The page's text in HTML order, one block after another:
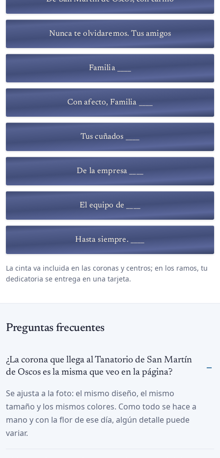
Nunca te olvidaremos. Tus amigos
Familia ____
Con afecto, Familia ____
Tus cuñados ____
De la empresa ____
El equipo de ____
Hasta siempre. ____
La cinta va incluida en las coronas y centros; en los ramos, tu
dedicatoria se entrega en una tarjeta.
Preguntas frecuentes
¿La corona que llega al Tanatorio de San Martín
de Oscos es la misma que veo en la página?
Se ajusta a la foto: el mismo diseño, el mismo
tamaño y los mismos colores. Como todo se hace a
mano y con la flor de ese día, algún detalle puede
variar.